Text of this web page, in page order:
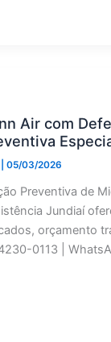
Air com
|05/03/2026
Preventiva de
Jundiaí
orçamento
0113 |